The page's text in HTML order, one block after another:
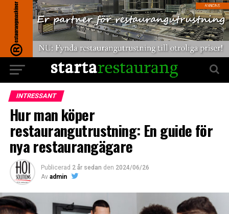
INTRESSANT
Hur man köper
restaurangutrustning: En guide för
nya restaurangägare
Publicerad 2 år sedan den 2024/06/26
Av admin